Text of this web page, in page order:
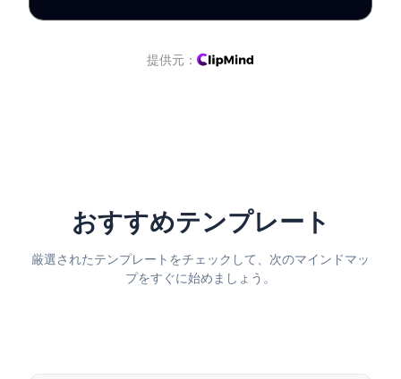
提供元：
おすすめテンプレート
厳選されたテンプレートをチェックして、次のマインドマッ
プをすぐに始めましょう。